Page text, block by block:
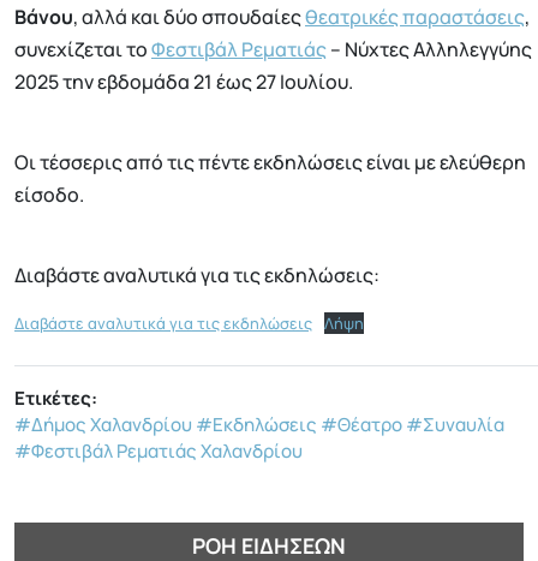
Βάνου, αλλά και δύο σπουδαίεςθεατρικές παραστάσεις,
συνεχίζεται τοΦεστιβάλ Ρεματιάς– Νύχτες Αλληλεγγύης
2025 την εβδομάδα 21 έως 27 Ιουλίου.
Οι τέσσερις από τις πέντε εκδηλώσεις είναι με ελεύθερη
είσοδο.
Διαβάστε αναλυτικά για τις εκδηλώσεις:
Διαβάστε αναλυτικά για τις εκδηλώσεις Λήψη
Ετικέτες:
#Δήμος Χαλανδρίου #Εκδηλώσεις #Θέατρο#Συναυλία
#Φεστιβάλ Ρεματιάς Χαλανδρίου
ΡΟΉ ΕΙΔΉΣΕΩΝ